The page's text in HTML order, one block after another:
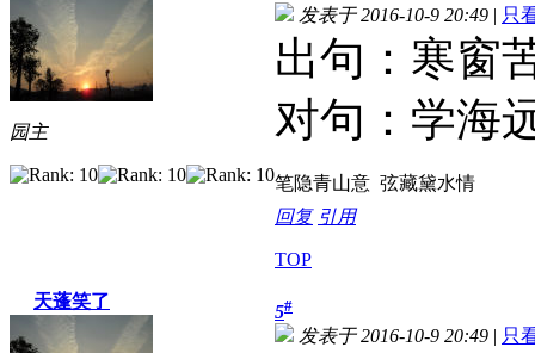
园主
发表于 2016-10-9 20:49 | 只
出句：寒窗
对句：学海
笔隐青山意 弦藏黛水情
回复 引用
TOP
天蓬笑了
5#
发表于 2016-10-9 20:49 | 只